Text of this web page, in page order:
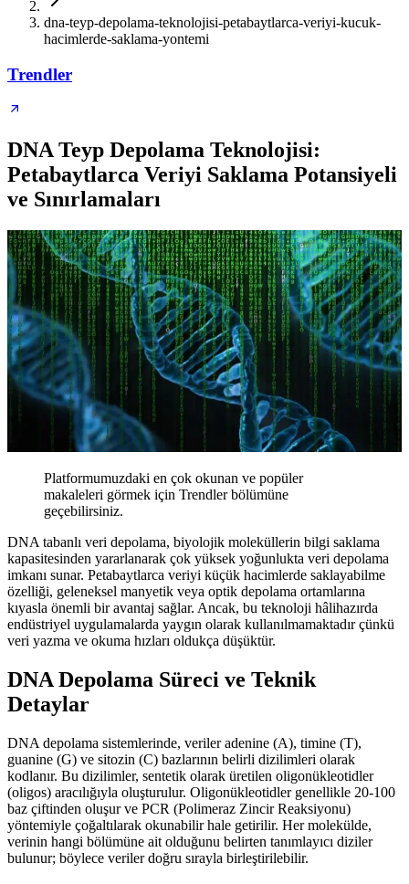
dna-teyp-depolama-teknolojisi-petabaytlarca-veriyi-kucuk-
hacimlerde-saklama-yontemi
Trendler
DNA Teyp Depolama Teknolojisi:
Petabaytlarca Veriyi Saklama Potansiyeli
ve Sınırlamaları
Platformumuzdaki en çok okunan ve popüler
makaleleri görmek için Trendler bölümüne
geçebilirsiniz.
DNA tabanlı veri depolama, biyolojik moleküllerin bilgi saklama
kapasitesinden yararlanarak çok yüksek yoğunlukta veri depolama
imkanı sunar. Petabaytlarca veriyi küçük hacimlerde saklayabilme
özelliği, geleneksel manyetik veya optik depolama ortamlarına
kıyasla önemli bir avantaj sağlar. Ancak, bu teknoloji hâlihazırda
endüstriyel uygulamalarda yaygın olarak kullanılmamaktadır çünkü
veri yazma ve okuma hızları oldukça düşüktür.
DNA Depolama Süreci ve Teknik
Detaylar
DNA depolama sistemlerinde, veriler adenine (A), timine (T),
guanine (G) ve sitozin (C) bazlarının belirli dizilimleri olarak
kodlanır. Bu dizilimler, sentetik olarak üretilen oligonükleotidler
(oligos) aracılığıyla oluşturulur. Oligonükleotidler genellikle 20-100
baz çiftinden oluşur ve PCR (Polimeraz Zincir Reaksiyonu)
yöntemiyle çoğaltılarak okunabilir hale getirilir. Her molekülde,
verinin hangi bölümüne ait olduğunu belirten tanımlayıcı diziler
bulunur; böylece veriler doğru sırayla birleştirilebilir.